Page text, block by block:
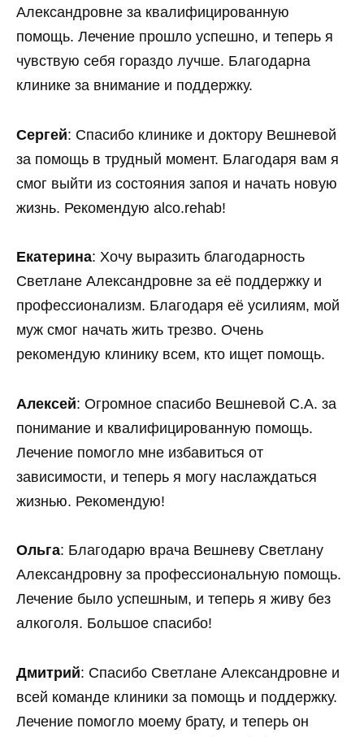
Александровне за квалифицированную
помощь. Лечение прошло успешно, и теперь я
чувствую себя гораздо лучше. Благодарна
клинике за внимание и поддержку.
Сергей: Спасибо клинике и доктору Вешневой
за помощь в трудный момент. Благодаря вам я
смог выйти из состояния запоя и начать новую
жизнь. Рекомендую alco.rehab!
Екатерина: Хочу выразить благодарность
Светлане Александровне за её поддержку и
профессионализм. Благодаря её усилиям, мой
муж смог начать жить трезво. Очень
рекомендую клинику всем, кто ищет помощь.
Алексей: Огромное спасибо Вешневой С.А. за
понимание и квалифицированную помощь.
Лечение помогло мне избавиться от
зависимости, и теперь я могу наслаждаться
жизнью. Рекомендую!
Ольга: Благодарю врача Вешневу Светлану
Александровну за профессиональную помощь.
Лечение было успешным, и теперь я живу без
алкоголя. Большое спасибо!
Дмитрий: Спасибо Светлане Александровне и
всей команде клиники за помощь и поддержку.
Лечение помогло моему брату, и теперь он